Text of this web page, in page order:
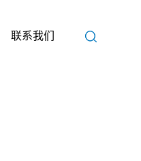
联系我们